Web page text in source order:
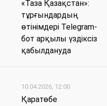
«Таза Қазақстан»:
тұрғындардың
өтінімдері Telegram-
бот арқылы үздіксіз
қабылдануда
10.04.2026, 12:00
Қаратөбе